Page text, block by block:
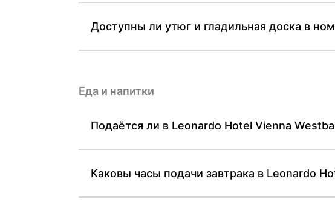
Доступны ли утюг и гладильная доска в
Еда и напитки
Подаётся ли в Leonardo Hotel Vienna
Каковы часы подачи завтрака в Leonardo